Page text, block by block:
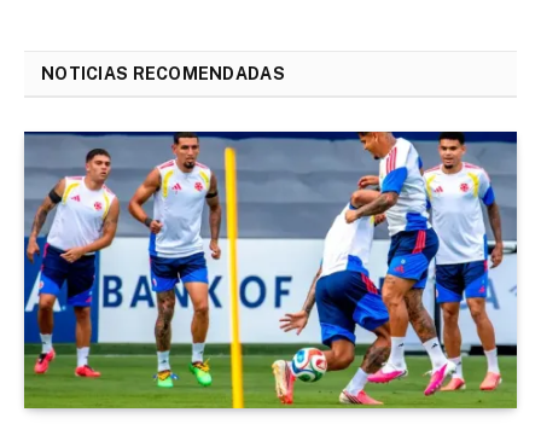
NOTICIAS RECOMENDADAS